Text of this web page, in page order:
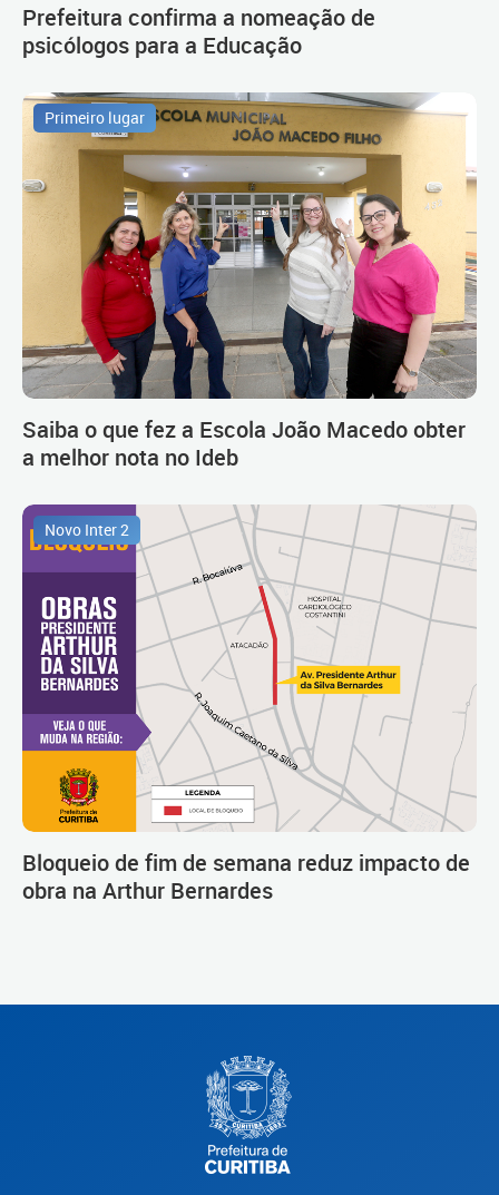
Prefeitura confirma a nomeação de
psicólogos para a Educação
Primeiro lugar
Saiba o que fez a Escola João Macedo obter
a melhor nota no Ideb
Novo Inter 2
Bloqueio de fim de semana reduz impacto de
obra na Arthur Bernardes